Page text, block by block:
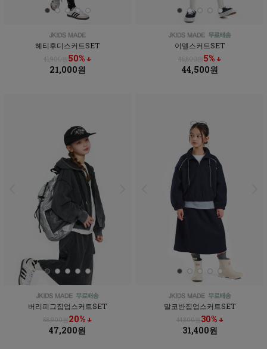
헤티후디스커트SET
41,900원50% ↓
21,000원
이델스커트SET
46,800원5% ↓
44,500원
버리피그집업스커트SET
58,900원20% ↓
47,200원
말코반집업스커트SET
44,800원30% ↓
31,400원